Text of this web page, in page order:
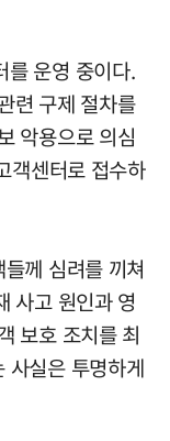
를 운영 중이다.
련 구제 절차를
악용으로 의심
객센터로 접수하
께 심려를 끼쳐
사고 원인과 영
보호 조치를 최
사실은 투명하게